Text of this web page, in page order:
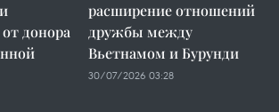
донора
расширение отношений
дружбы между
Вьетнамом и Бурунди
30/07/2026 03:28